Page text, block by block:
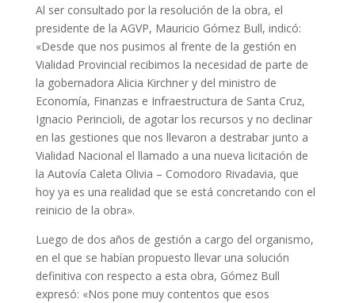
Al ser consultado por la resolución de la obra, el
presidente de la AGVP, Mauricio Gómez Bull, indicó:
«Desde que nos pusimos al frente de la gestión en
Vialidad Provincial recibimos la necesidad de parte de
la gobernadora Alicia Kirchner y del ministro de
Economía, Finanzas e Infraestructura de Santa Cruz,
Ignacio Perincioli, de agotar los recursos y no declinar
en las gestiones que nos llevaron a destrabar junto a
Vialidad Nacional el llamado a una nueva licitación de
la Autovía Caleta Olivia – Comodoro Rivadavia, que
hoy ya es una realidad que se está concretando con el
reinicio de la obra».
Luego de dos años de gestión a cargo del organismo,
en el que se habían propuesto llevar una solución
definitiva con respecto a esta obra, Gómez Bull
expresó: «Nos pone muy contentos que esos